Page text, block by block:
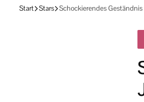
Start Stars Schockierendes